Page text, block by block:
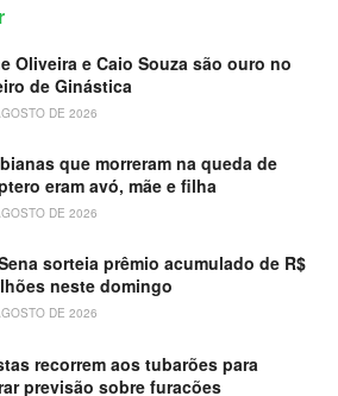
Oliveira e Caio Souza são ouro no
de Ginástica
DE 2026
que morreram na queda de
eram avó, mãe e filha
DE 2026
sorteia prêmio acumulado de R$
neste domingo
DE 2026
recorrem aos tubarões para
previsão sobre furacões